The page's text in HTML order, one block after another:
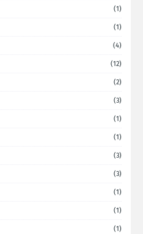
(1)
(1)
(4)
(12)
(2)
(3)
(1)
(1)
(3)
(3)
(1)
(1)
(1)